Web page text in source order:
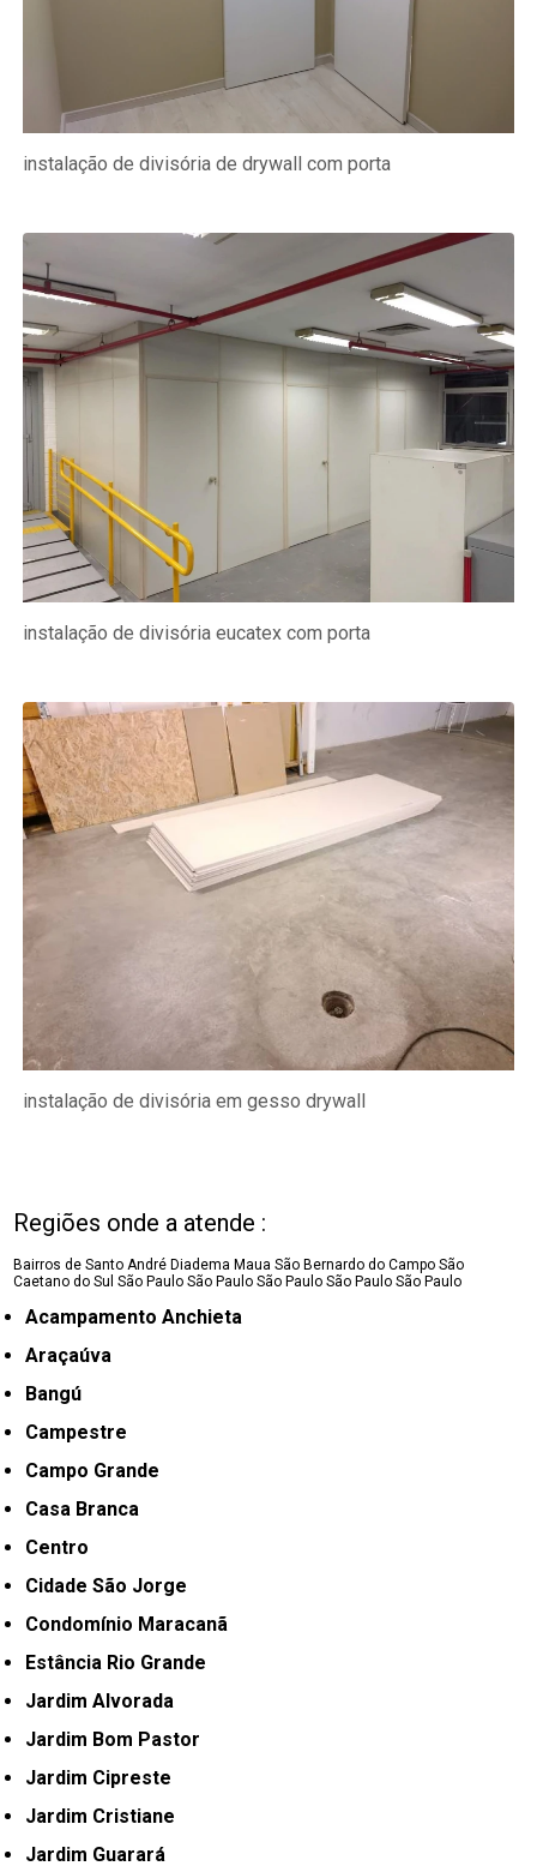
instalação de divisória de drywall com porta
instalação de divisória eucatex com porta
instalação de divisória em gesso drywall
Regiões onde a atende :
Bairros de Santo André Diadema Maua São Bernardo do Campo São
Caetano do SulSão Paulo São Paulo São Paulo São Paulo São Paulo
Acampamento Anchieta
Araçaúva
Bangú
Campestre
Campo Grande
Casa Branca
Centro
Cidade São Jorge
Condomínio Maracanã
Estância Rio Grande
Jardim Alvorada
Jardim Bom Pastor
Jardim Cipreste
Jardim Cristiane
Jardim Guarará